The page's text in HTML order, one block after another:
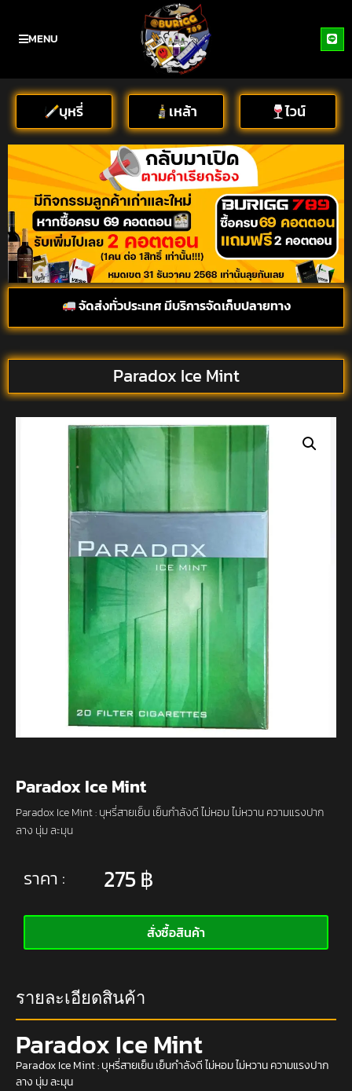
MENU
บุหรี่ เหล้า ไวน์
จัดส่งทั่วประเทศ มีบริการจัดเก็บปลายทาง
Paradox Ice Mint
Paradox Ice Mint
Paradox Ice Mint : บุหรี่สายเย็น เย็นกำลังดี ไม่หอม ไม่หวาน ความแรงปาก
ลาง นุ่ม ละมุน
ราคา : 275฿
สั่งซื้อสินค้า
รายละเอียดสินค้า
Paradox Ice Mint
Paradox Ice Mint : บุหรี่สายเย็น เย็นกำลังดี ไม่หอม ไม่หวาน ความแรงปาก
ลาง นุ่ม ละมุน